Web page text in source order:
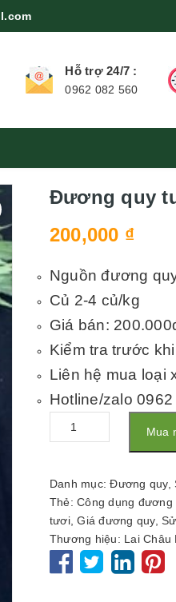
Hỗ trợ 24/7 :
0962 082 560
Đương quy
200,000 ₫
Nguồn đương
Củ 2-4 củ/kg
Giá bán:
Kiểm tra trước
Liên hệ mua loại
Hotline/zalo
Mua
Danh mục:Đương quy,
Thẻ:Công dụng đương
tươi,Giá đương quy,
Thương hiệu: Lai Châu